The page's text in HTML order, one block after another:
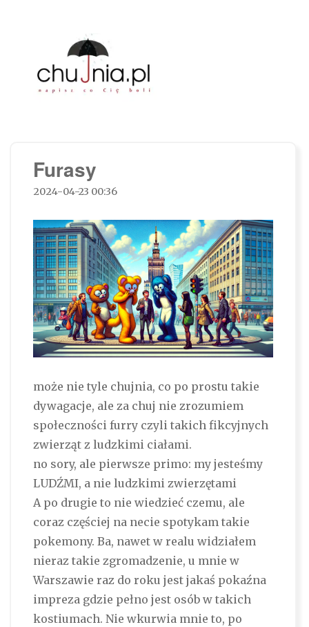
Furasy
2024-04-23 00:36
może nie tyle chujnia, co po prostu takie
dywagacje, ale za chuj nie zrozumiem
społeczności furry czyli takich fikcyjnych
zwierząt z ludzkimi ciałami.
no sory, ale pierwsze primo: my jesteśmy
LUDŹMI, a nie ludzkimi zwierzętami
A po drugie to nie wiedzieć czemu, ale
coraz częściej na necie spotykam takie
pokemony. Ba, nawet w realu widziałem
nieraz takie zgromadzenie, u mnie w
Warszawie raz do roku jest jakaś pokaźna
impreza gdzie pełno jest osób w takich
kostiumach. Nie wkurwia mnie to, po